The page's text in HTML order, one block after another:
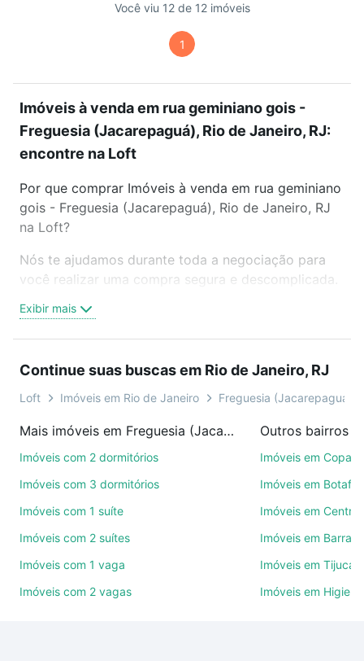
Você viu 12 de 12 imóveis
1
Imóveis à venda em rua geminiano gois -
Freguesia (Jacarepaguá), Rio de Janeiro, RJ:
encontre na Loft
Por que comprar Imóveis à venda em rua geminiano
gois - Freguesia (Jacarepaguá), Rio de Janeiro, RJ
na Loft?
Nós te ajudamos durante toda a negociação para
você realizar uma compra segura e descomplicada.
trabalho e do metrô, aqui você vai encontrar a
oferta ideal de Imóveis à venda em rua geminiano
para conquistar seu sonho. Agende uma visita
presencial ou por videochamada, é grátis, sem
mil corretores e imobiliárias te ajudando na compra,
venda ou troca de imóveis.
Como escolher um imóvel?
Use barra de busca no topo para pesquisar por
ruas, bairros e até condomínios favoritos. Você
também pode usar os filtros como quantidade de
combinar perfeitamente com o preço, metragem e
Exibir mais
Continue suas buscas em Rio de Janeiro, RJ
Loft Imóveis em Rio de Janeiro Freguesia (Jacarepaguá)
Mais imóveis em Freguesia (Jacarepaguá)
Imóveis com 2 dormitórios
Imóveis com 3 dormitórios
Imóveis com 1 suíte
Imóveis com 2 suítes
Imóveis com 1 vaga
Imóveis com 2 vagas
Imóveis em
Imóveis em
Imóveis em Centro
Imóveis em Barra
Imóveis em Tijuca
Imóveis em